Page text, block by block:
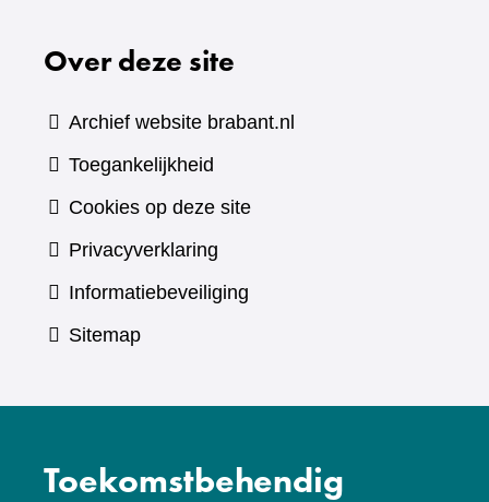
een
website)
Over deze site
Archief website brabant.nl
Toegankelijkheid
Cookies op deze site
Privacyverklaring
Informatiebeveiliging
Sitemap
Toekomstbehendig